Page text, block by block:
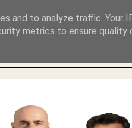
and to analyze traffic. Your
metrics to ensure quality